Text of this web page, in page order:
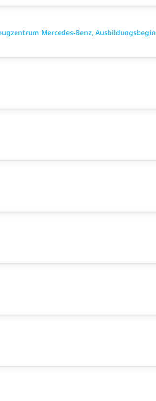
Mercedes-Benz,